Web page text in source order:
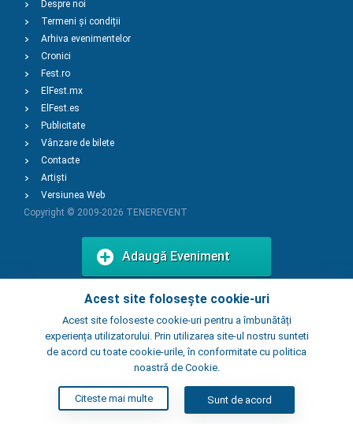
Acest site folosește cookie-uri
Acest site foloseste cookie-uri pentru a îmbunătăți
experiența utilizatorului. Prin utilizarea site-ul nostru sunteti
de acord cu toate cookie-urile, în conformitate cu politica
noastră de Cookie.
Citeste mai multe Sunt de acord
Despre noi
Termeni și condiții
Arhiva evenimentelor
Cronici
Fest.ro
ElFest.mx
ElFest.es
Publicitate
Vânzare de bilete
Contacte
Artiști
Versiunea Web
Copyright © 2009-2026 TENEREVENT
Adaugă Eveniment
Adaugă Local